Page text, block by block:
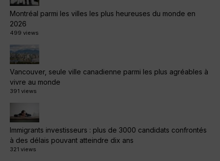
Montréal parmi les villes les plus heureuses du monde en
2026
499 views
Vancouver, seule ville canadienne parmi les plus agréables à
vivre au monde
391 views
Immigrants investisseurs : plus de 3000 candidats confrontés
à des délais pouvant atteindre dix ans
321 views